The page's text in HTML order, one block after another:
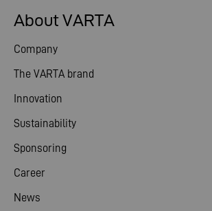
About VARTA
Company
The VARTA brand
Innovation
Sustainability
Sponsoring
Career
News